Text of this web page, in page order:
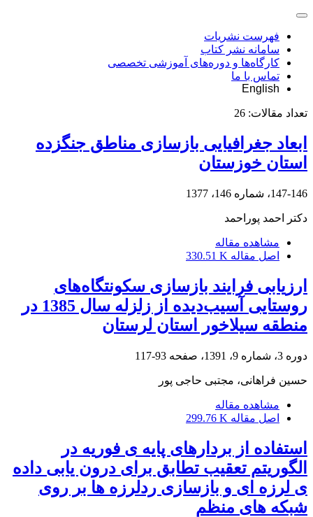
فهرست نشریات
سامانه نشر کتاب
کارگاه‌ها و دوره‌های آموزشی تخصصی
تماس با ما
English
تعداد مقالات: 26
ابعاد جغرافیایی بازسازی مناطق جنگزده
استان خوزستان
147-146، شماره 146، 1377
دکتر احمد پوراحمد
مشاهده مقاله
اصل مقاله 330.51 K
ارزیابی فرایند بازسازی سکونتگاه‌های
روستایی آسیب‌دیده از زلزله سال 1385 در
منطقه سیلاخور استان لرستان
دوره 3، شماره 9، 1391، صفحه 93-117
حسین فراهانی، مجتبی حاجی پور
مشاهده مقاله
اصل مقاله 299.76 K
استفاده از بردارهای پایه ی فوریه در
الگوریتم تعقیب تطابق برای درون یابی داده
ی لرزه ای و بازسازی ردلرزه ها بر روی
شبکه های منظم